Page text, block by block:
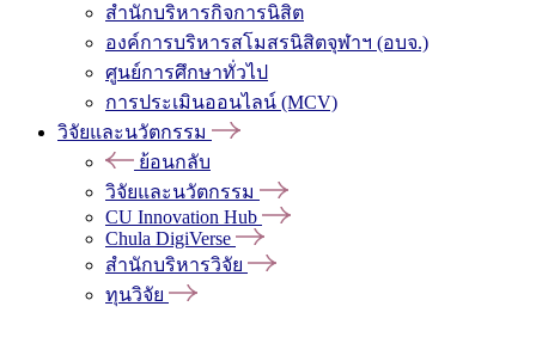
สำนักบริหารกิจการนิสิต
องค์การบริหารสโมสรนิสิตจุฬาฯ (อบจ.)
ศูนย์การศึกษาทั่วไป
การประเมินออนไลน์ (MCV)
วิจัยและนวัตกรรม
ย้อนกลับ
วิจัยและนวัตกรรม
CU Innovation Hub
Chula DigiVerse
สำนักบริหารวิจัย
ทุนวิจัย